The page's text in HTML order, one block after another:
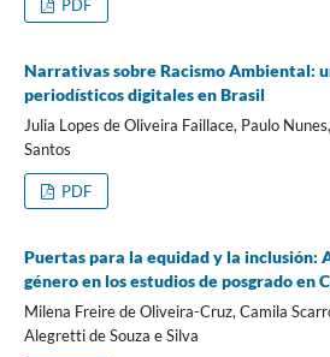
PDF
Narrativas sobre Racismo Ambiental:
periodísticos digitales en Brasil
Julia Lopes de Oliveira Faillace, Paulo
Santos
PDF
Puertas para la equidad y la inclusión:
género en los estudios de posgrado en
Milena Freire de Oliveira-Cruz, Camila
Alegretti de Souza e Silva